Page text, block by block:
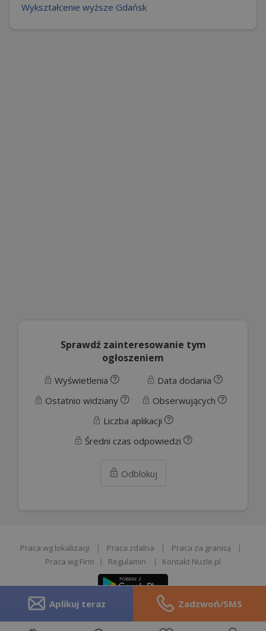
Aplikuj teraz Zadzwoń/SMS
Wykształcenie wyższe Gdańsk
Sprawdź zainteresowanie tym
ogłoszeniem
Wyświetlenia
Data dodania
Ostatnio widziany
Obserwujących
Liczba aplikacji
Średni czas odpowiedzi
Odblokuj
Praca wg lokalizacji | Praca zdalna | Praca za granicą
|
Praca wg Firm
| Regulamin | Kontakt Nuzle.pl